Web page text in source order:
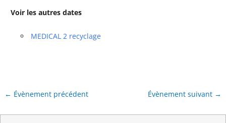
Voir les autres dates
MEDICAL 2 recyclage
← Évènement précédent Évènement suivant →